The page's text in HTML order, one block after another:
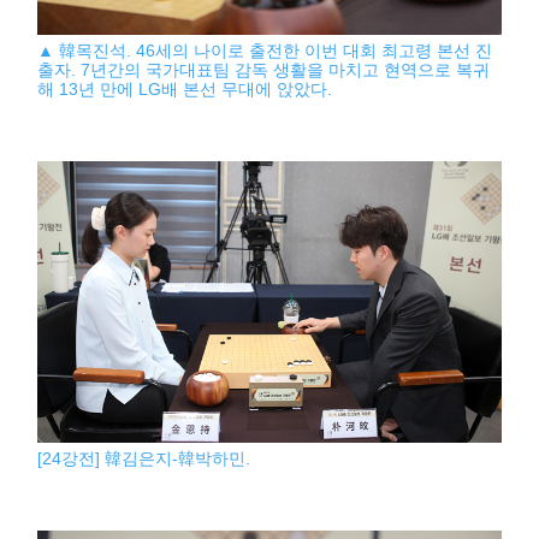
▲ 韓목진석. 46세의 나이로 출전한 이번 대회 최고령 본선 진
출자. 7년간의 국가대표팀 감독 생활을 마치고 현역으로 복귀
해 13년 만에 LG배 본선 무대에 앉았다.
[24강전] 韓김은지-韓박하민.